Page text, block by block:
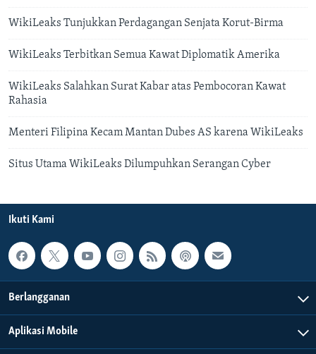
WikiLeaks Tunjukkan Perdagangan Senjata Korut-Birma
WikiLeaks Terbitkan Semua Kawat Diplomatik Amerika
WikiLeaks Salahkan Surat Kabar atas Pembocoran Kawat
Rahasia
Menteri Filipina Kecam Mantan Dubes AS karena WikiLeaks
Situs Utama WikiLeaks Dilumpuhkan Serangan Cyber
Ikuti Kami
Berlangganan
Aplikasi Mobile